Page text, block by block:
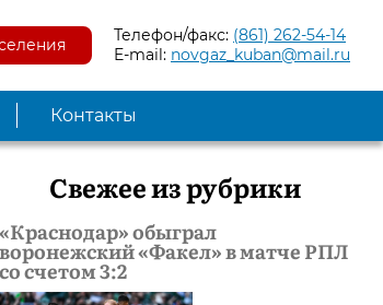
Телефон/факс: (861) 262-54-14
E-mail: novgaz_kuban@mail.ru
Контакты
Свежее из рубрики
«Краснодар» обыграл
воронежский «Факел» в матче РПЛ
со счетом 3:2